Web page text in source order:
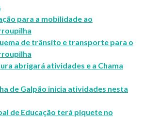
para a mobilidade ao
de trânsito e transporte para o
abrigará atividades e a Chama
de Galpão inicia atividades nesta
de Educação terá piquete no